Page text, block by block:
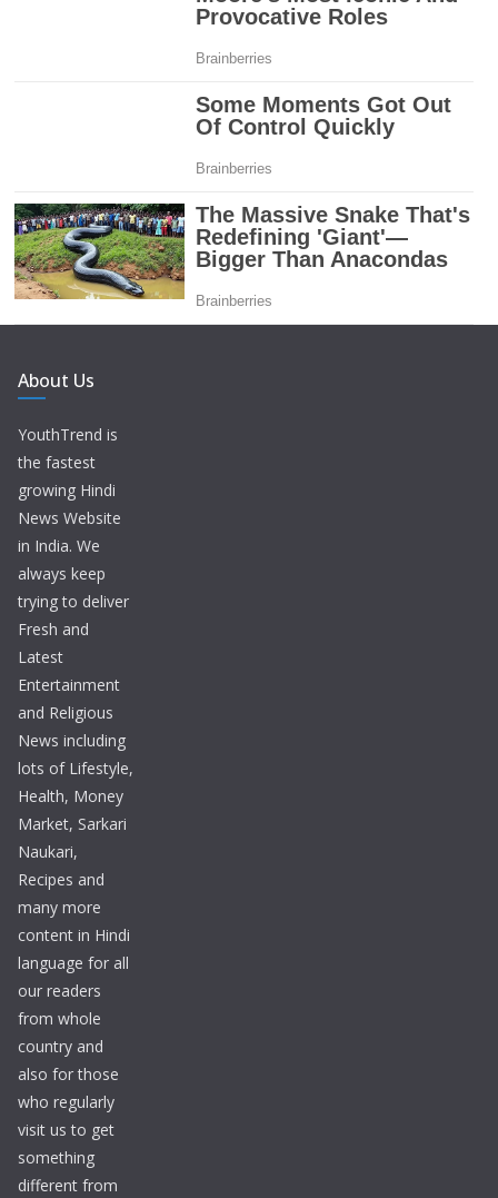
About Us
YouthTrend is
the fastest
growing Hindi
News Website
in India. We
always keep
trying to deliver
Fresh and
Latest
Entertainment
and Religious
News including
lots of Lifestyle,
Health, Money
Market, Sarkari
Naukari,
Recipes and
many more
content in Hindi
language for all
our readers
from whole
country and
also for those
who regularly
visit us to get
something
different from